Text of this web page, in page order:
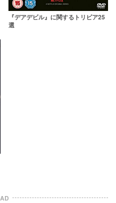
『デアデビル』に関するトリビア25
選
AD